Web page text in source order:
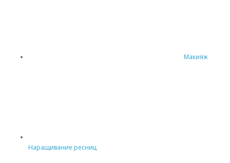
Макияж
Наращивание ресниц